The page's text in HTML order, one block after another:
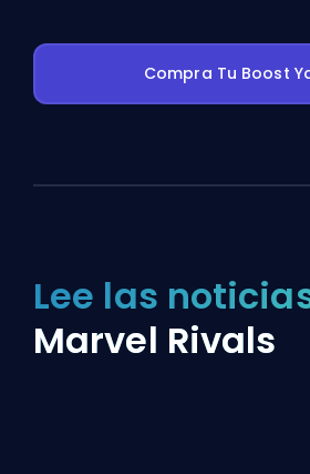
Compra Tu Boost
Lee las
Marvel Rivals